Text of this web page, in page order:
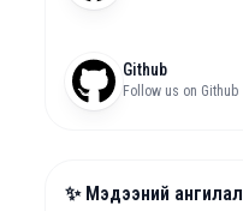
Github
Follow us on Github
✨ Мэдээний ангилал